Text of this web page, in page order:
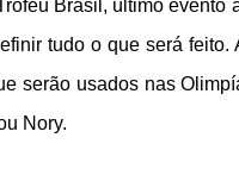
Brasil, último evento
tudo o que será feito.
serão usados nas
Nory.